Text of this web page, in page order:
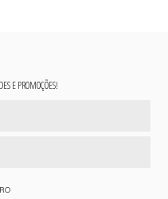
E PROMOÇÕES!